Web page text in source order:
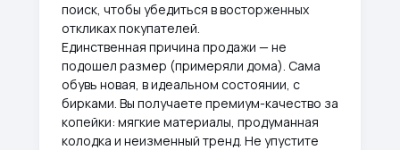
поиск, чтобы убедиться в восторженных
откликах покупателей.
Единственная причина продажи — не
подошел размер (примеряли дома). Сама
обувь новая, в идеальном состоянии, с
бирками. Вы получаете премиум-качество за
копейки: мягкие материалы, продуманная
колодка и неизменный тренд. Не упустите